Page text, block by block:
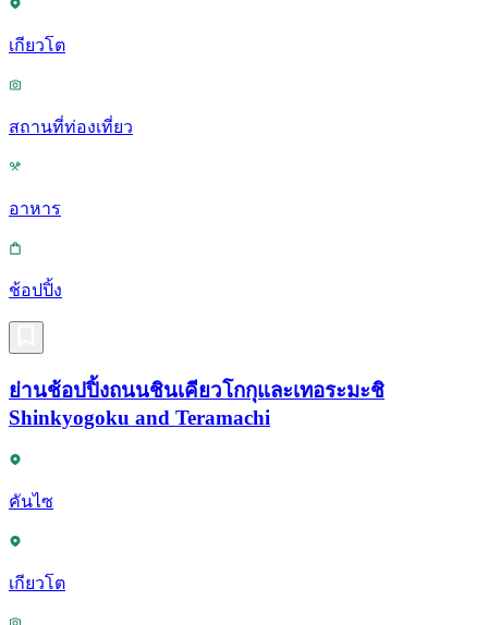
เกียวโต
สถานที่ท่องเที่ยว
อาหาร
ช้อปปิ้ง
ย่านช้อปปิ้งถนนชินเคียวโกกุและเทอระมะชิ
Shinkyogoku and Teramachi
คันไซ
เกียวโต